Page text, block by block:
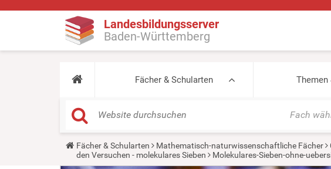
Landesbildungsserver
Baden-Württemberg
Fächer & Schularten Themen
Fach
Y
u
Fächer & Schularten Mathematisch-naturwissenschaftliche Fächer
den Versuchen - molekulares Sieben
Molekulares-Sieben-ohne-